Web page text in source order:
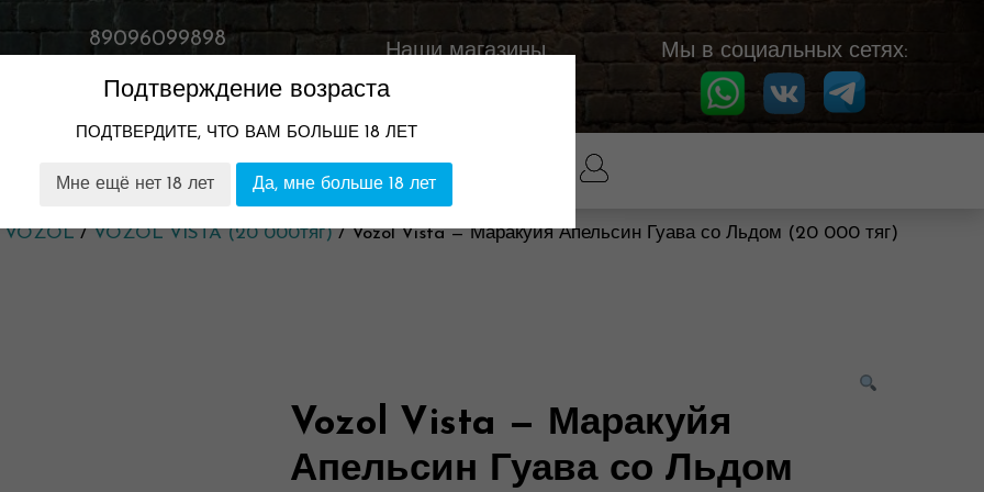
89096099898
11:00-23:00
Наши магазины Мы в социальных сетях:
НАШИ МАГАЗИНЫ ГАРАНТИЯ И ВОЗВРАТ
VOZOL/VOZOL VISTA (20 000тяг)/ Vozol Vista — Маракуйя Апельсин Гуава со Льдом (20 000 тяг)
Vozol Vista — Маракуйя
Апельсин Гуава со Льдом
Подтверждение возраста
ПОДТВЕРДИТЕ, ЧТО ВАМ БОЛЬШЕ 18 ЛЕТ
Мне ещё нет 18 лет Да, мне больше 18 лет